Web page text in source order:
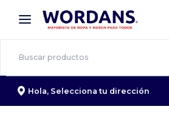
× App de Wordans
¡Mejores precios en app!
Hola, Selecciona tu dirección